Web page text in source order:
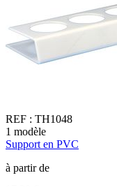
REF : TH1048
1 modèle
Support en PVC
à partir de